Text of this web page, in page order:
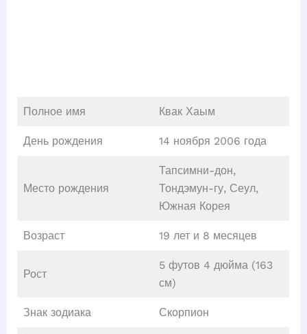
Полное имя Квак Хаым
День рождения 14 ноября 2006 года
Место рождения
Тапсимни-дон,
Тондэмун-гу, Сеул,
Южная Корея
Возраст 19 лет и 8 месяцев
Рост
5 футов 4 дюйма (163
см)
Знак зодиака Скорпион